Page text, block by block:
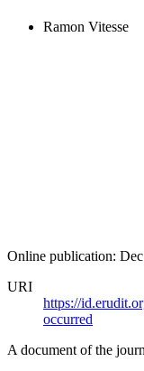
Ramon Vitesse
Online publication:
URI
https://
occurred
A document of the